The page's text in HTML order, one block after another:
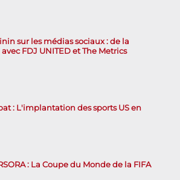
sur les médias sociaux : de la
FDJ UNITED et The Metrics
: L'implantation des sports US en
: La Coupe du Monde de la FIFA